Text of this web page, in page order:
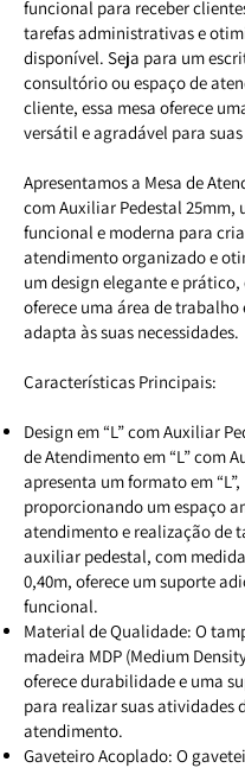
funcional para receber
tarefas administrativas e
disponível. Seja para um
consultório ou espaço de
cliente, essa mesa oferece
versátil e agradável para
Apresentamos a Mesa de
com Auxiliar Pedestal 25mm,
funcional e moderna para
atendimento organizado e
um design elegante e prático,
oferece uma área de trabalho
adapta às suas necessidades.
Características Principais:
Design em “L” com Auxiliar
de Atendimento em “L” com
apresenta um formato em “L”,
proporcionando um espaço
atendimento e realização de
auxiliar pedestal, com
0,40m, oferece um suporte
funcional.
Material de Qualidade: O
madeira MDP (Medium
oferece durabilidade e uma
para realizar suas atividades
atendimento.
Gaveteiro Acoplado: O